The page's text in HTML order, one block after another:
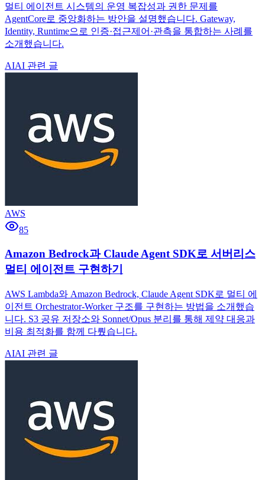
멀티 에이전트 시스템의 운영 복잡성과 권한 문제를
AgentCore로 중앙화하는 방안을 설명했습니다. Gateway,
Identity, Runtime으로 인증·접근제어·관측을 통합하는 사례를
소개했습니다.
AIAI 관련 글
AWS
85
Amazon Bedrock과 Claude Agent SDK로 서버리스
멀티 에이전트 구현하기
AWS Lambda와 Amazon Bedrock, Claude Agent SDK로 멀티 에
이전트 Orchestrator-Worker 구조를 구현하는 방법을 소개했습
니다. S3 공유 저장소와 Sonnet/Opus 분리를 통해 제약 대응과
비용 최적화를 함께 다뤘습니다.
AIAI 관련 글